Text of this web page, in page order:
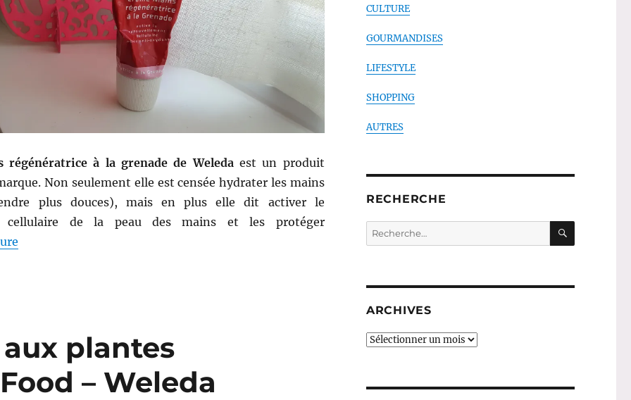
régénératrice à la grenade de Weleda est un produit
Non seulement elle est censée hydrater les mains
plus douces), mais en plus elle dit activer le
cellulaire de la peau des mains et les protéger
de « Crème mains # 19 : Crème mains régénératrice Grenade – Weleda »
plantes
– Weleda
CULTURE
GOURMANDISES
LIFESTYLE
SHOPPING
AUTRES
RECHERCHE
Recherche
pour :
ARCHIVES
ARCHIVES